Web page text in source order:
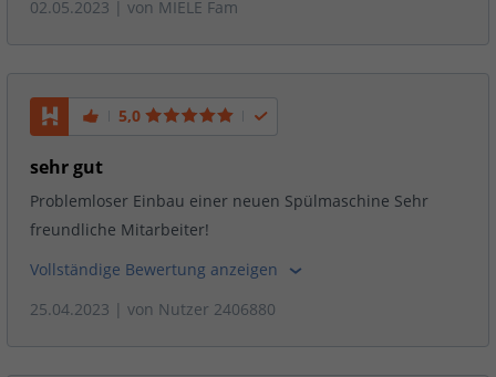
02.05.2023 | von MIELE Fam
5,0
sehr gut
Problemloser Einbau einer neuen Spülmaschine Sehr
freundliche Mitarbeiter!
Vollständige Bewertung anzeigen
25.04.2023 | von Nutzer 2406880